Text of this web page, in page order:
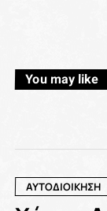
You may like
ΑΥΤΟΔΙΟΙΚΗΣΗ